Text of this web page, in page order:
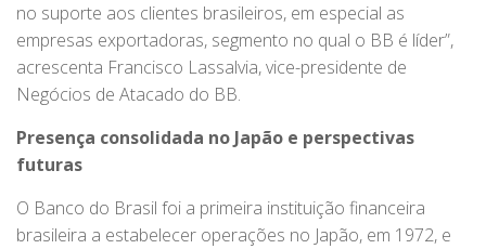
no suporte aos clientes brasileiros, em especial as
empresas exportadoras, segmento no qual o BB é líder”,
acrescenta Francisco Lassalvia, vice-presidente de
Negócios de Atacado do BB.
Presença consolidada no Japão e perspectivas
futuras
O Banco do Brasil foi a primeira instituição financeira
brasileira a estabelecer operações no Japão, em 1972, e